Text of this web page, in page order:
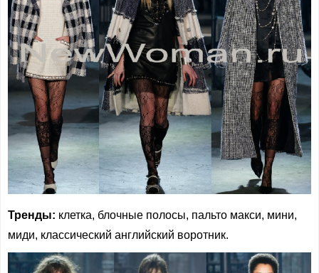
Тренды: клетка, блочные полосы, пальто макси, мини,
миди, классический английский воротник.